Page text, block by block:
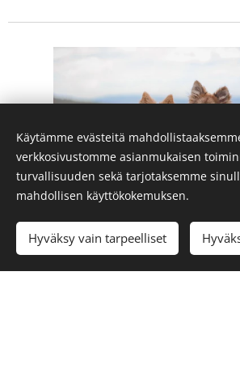
Käytämme evästeitä
verkkosivustomme asianmukaisen
turvallisuuden sekä tarjotaksemme
mahdollisen käyttökokemuksen.
Hyväksy vain tarpeelliset